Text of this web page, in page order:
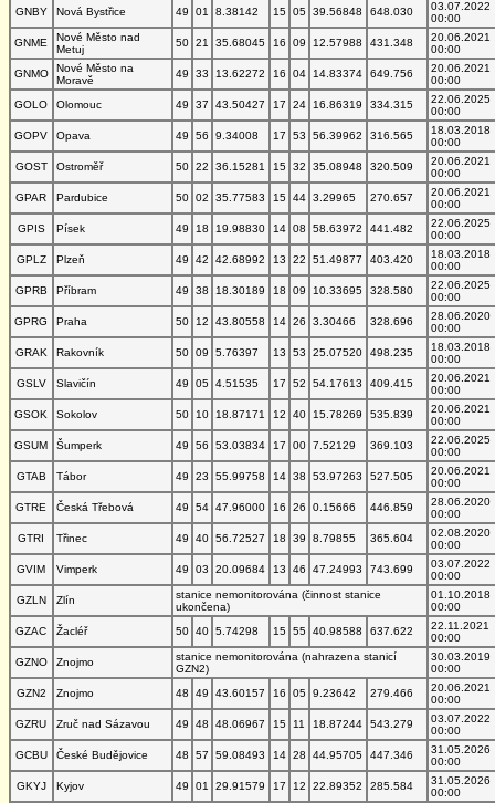
GNBY Nová Bystřice 49 01 8.38142 15 05 39.56848 648.030
03.07.2022
00:00
GNME
Nové Město nad
Metuj
50 21 35.68045 16 09 12.57988 431.348
20.06.2021
00:00
GNMO
Nové Město na
Moravě
49 33 13.62272 16 04 14.83374 649.756
20.06.2021
00:00
GOLO
Olomouc 49 37 43.50427 17 24 16.86319 334.315
22.06.2025
00:00
GOPV
Opava 49 56 9.34008 17 53 56.39962 316.565
18.03.2018
00:00
GOST
Ostroměř 50 22 36.15281 15 32 35.08948 320.509
20.06.2021
00:00
GPAR
Pardubice 50 02 35.77583 15 44 3.29965 270.657
20.06.2021
00:00
GPIS
Písek 49 18 19.98830 14 08 58.63972 441.482
22.06.2025
00:00
GPLZ
Plzeň 49 42 42.68992 13 22 51.49877 403.420
18.03.2018
00:00
GPRB
Příbram 49 38 18.30189 18 09 10.33695 328.580
22.06.2025
00:00
GPRG
Praha 50 12 43.80558 14 26 3.30466 328.696
28.06.2020
00:00
GRAK
Rakovník 50 09 5.76397 13 53 25.07520 498.235
18.03.2018
00:00
GSLV
Slavičín 49 05 4.51535 17 52 54.17613 409.415
20.06.2021
00:00
GSOK
Sokolov 50 10 18.87171 12 40 15.78269 535.839
20.06.2021
00:00
GSUM
Šumperk 49 56 53.03834 17 00 7.52129 369.103
22.06.2025
00:00
GTAB
Tábor 49 23 55.99758 14 38 53.97263 527.505
20.06.2021
00:00
GTRE
Česká Třebová 49 54 47.96000 16 26 0.15666 446.859
28.06.2020
00:00
GTRI
Třinec 49 40 56.72527 18 39 8.79855 365.604
02.08.2020
00:00
GVIM
Vimperk 49 03 20.09684 13 46 47.24993 743.699
03.07.2022
00:00
GZLN
Zlín
stanice nemonitorována (činnost stanice
ukončena)
01.10.2018
00:00
GZAC
Žacléř 50 40 5.74298 15 55 40.98588 637.622
22.11.2021
00:00
GZNO
Znojmo
stanice nemonitorována (nahrazena stanicí
GZN2)
30.03.2019
00:00
GZN2
Znojmo 48 49 43.60157 16 05 9.23642 279.466
20.06.2021
00:00
GZRU
Zruč nad Sázavou 49 48 48.06967 15 11 18.87244 543.279
03.07.2022
00:00
GCBU
České Budějovice 48 57 59.08493 14 28 44.95705 447.346
31.05.2026
00:00
GKYJ
Kyjov 49 01 29.91579 17 12 22.89352 285.584
31.05.2026
00:00